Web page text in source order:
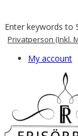
Enter keywords to
Privatperson (inkl.
My account